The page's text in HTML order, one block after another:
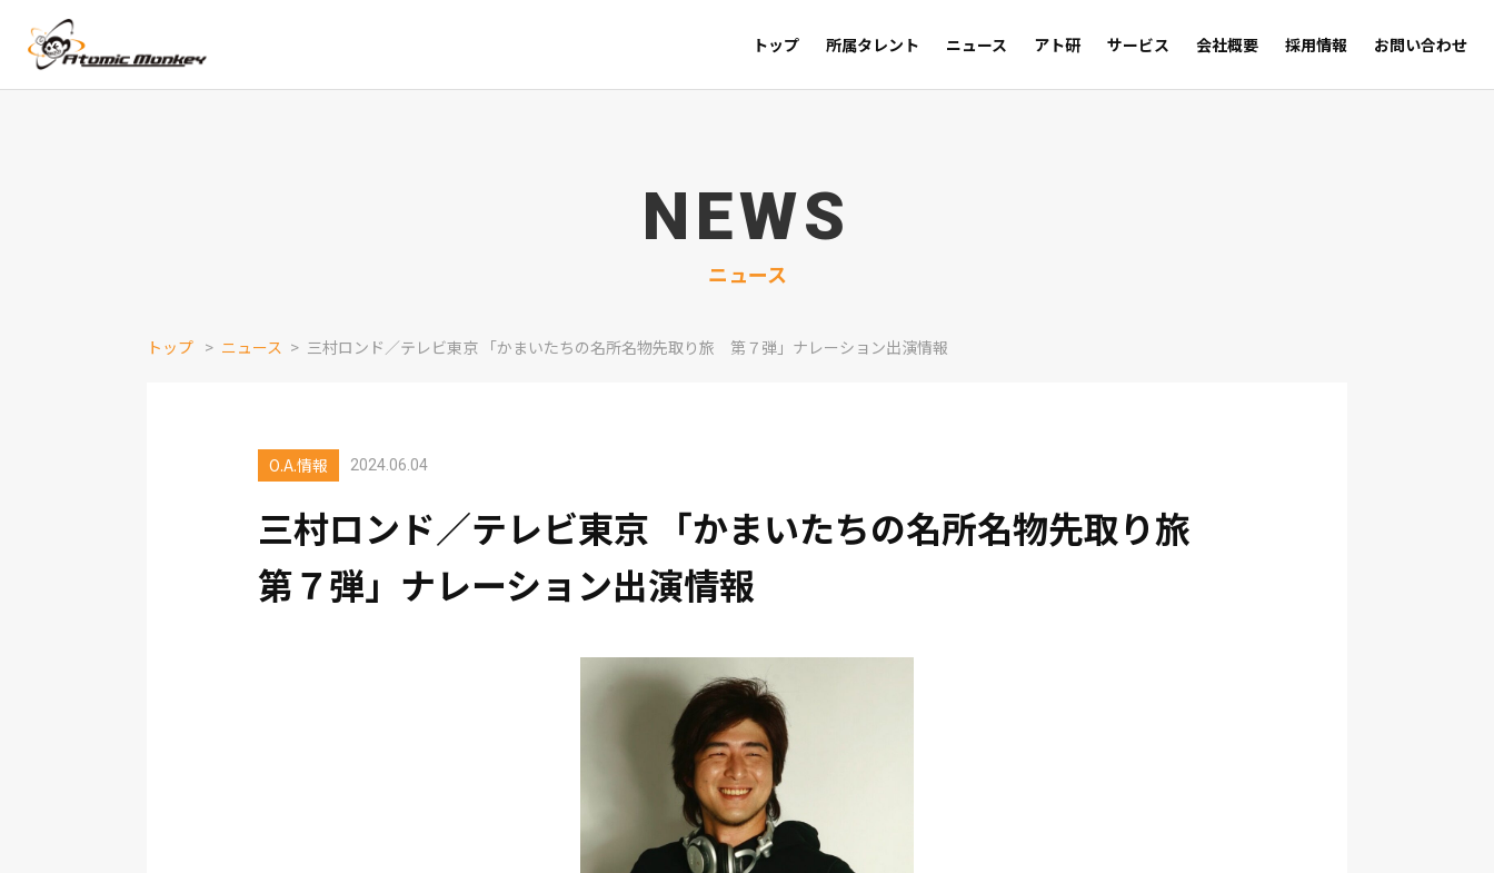
トップ 所属タレント ニュース アト研 サービス 会社概要 採用情報 お問い合わせ
NEWS
ニュース
トップ ニュース 三村ロンド／テレビ東京 「かまいたちの名所名物先取り旅 第７弾」ナレーション出演情報
O.A.情報 2024.06.04
三村ロンド／テレビ東京 「かまいたちの名所名物先取り旅
第７弾」ナレーション出演情報